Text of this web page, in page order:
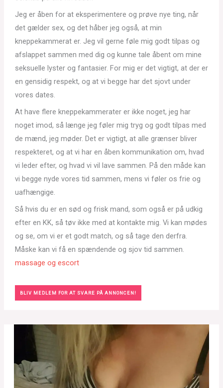
Jeg er åben for at eksperimentere og prøve nye ting, når
det gælder sex, og det håber jeg også, at min
kneppekammerat er. Jeg vil gerne føle mig godt tilpas og
afslappet sammen med dig og kunne tale åbent om mine
seksuelle lyster og fantasier. For mig er det vigtigt, at der er
en gensidig respekt, og at vi begge har det sjovt under
vores dates.
At have flere kneppekammerater er ikke noget, jeg har
noget imod, så længe jeg føler mig tryg og godt tilpas med
de mænd, jeg møder. Det er vigtigt, at alle grænser bliver
respekteret, og at vi har en åben kommunikation om, hvad
vi leder efter, og hvad vi vil lave sammen. På den måde kan
vi begge nyde vores tid sammen, mens vi føler os frie og
uafhængige.
Så hvis du er en sød og frisk mand, som også er på udkig
efter en KK, så tøv ikke med at kontakte mig. Vi kan mødes
og se, om vi er et godt match, og så tage den derfra.
Måske kan vi få en spændende og sjov tid sammen.
massage og escort
BLIV MEDLEM FOR AT SVARE PÅ ANNONCEN!